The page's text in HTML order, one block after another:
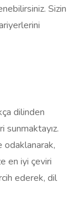
Sizin
dilinden
sunmaktayız.
odaklanarak,
en iyi çeviri
ederek, dil